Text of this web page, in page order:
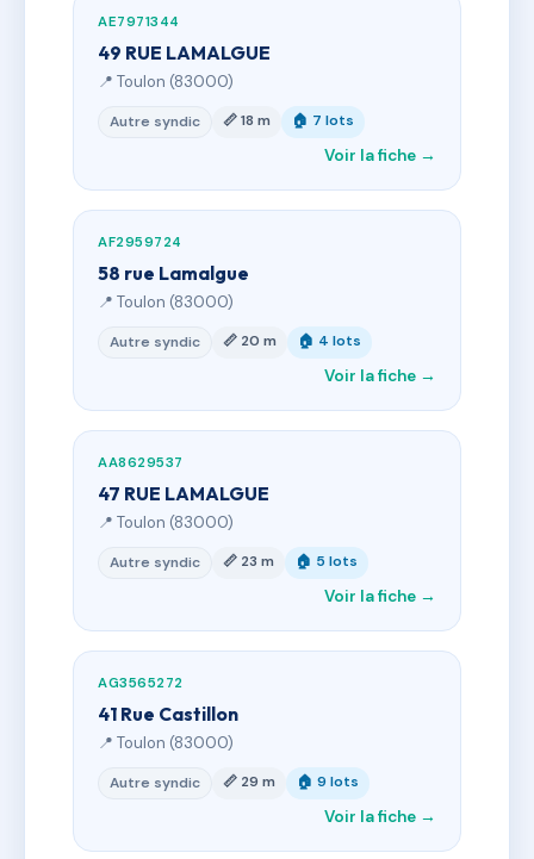
AE7971344
49 RUE LAMALGUE
📍 Toulon (83000)
Autre syndic 📏 18 m 🏠 7 lots
Voir la fiche →
AF2959724
58 rue Lamalgue
📍 Toulon (83000)
Autre syndic 📏 20 m 🏠 4 lots
Voir la fiche →
AA8629537
47 RUE LAMALGUE
📍 Toulon (83000)
Autre syndic 📏 23 m 🏠 5 lots
Voir la fiche →
AG3565272
41 Rue Castillon
📍 Toulon (83000)
Autre syndic 📏 29 m 🏠 9 lots
Voir la fiche →